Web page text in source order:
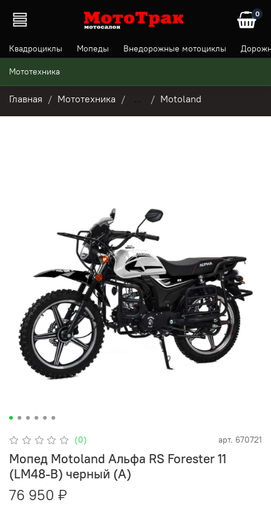
0
Квадроциклы Мопеды Внедорожные мотоциклы
Мототехника
Главная Мототехника Motoland
(0) арт. 670721
Мопед Motoland Альфа RS Forester 11
(LM48-B) черный (A)
76 950 ₽